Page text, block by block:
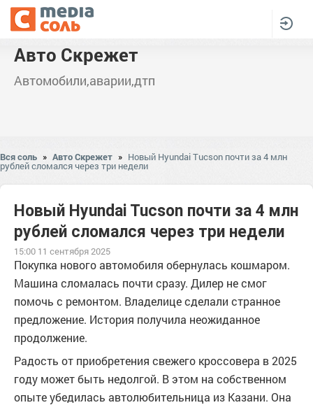
Авто Скрежет
Автомобили,аварии,дтп
Вся соль » Авто Скрежет » Новый Hyundai Tucson почти за 4 млн
рублей сломался через три недели
Новый Hyundai Tucson почти за 4 млн
рублей сломался через три недели
15:00 11 сентября 2025
Покупка нового автомобиля обернулась кошмаром.
Машина сломалась почти сразу. Дилер не смог
помочь с ремонтом. Владелице сделали странное
предложение. История получила неожиданное
продолжение.
Радость от приобретения свежего кроссовера в 2025
году может быть недолгой. В этом на собственном
опыте убедилась автолюбительница из Казани. Она